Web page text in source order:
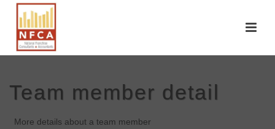
Team member detail
More details about a team member